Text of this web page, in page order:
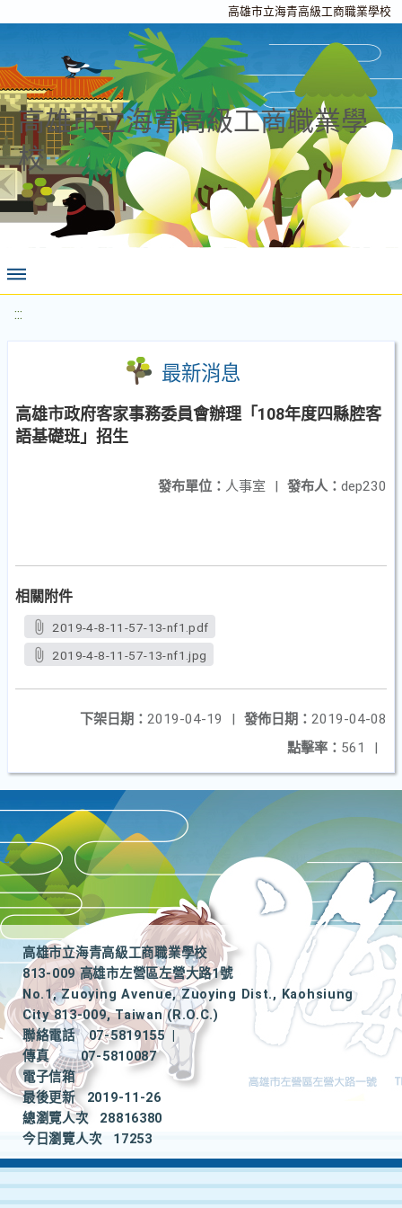
高雄市立海青高級工商職業學校
高雄市立海青高級工商職業學
校
:::
最新消息
高雄市政府客家事務委員會辦理「108年度四縣腔客
語基礎班」招生
發布人： dep230
發布單位： 人事室 |
相關附件
2019-4-8-11-57-13-nf1.pdf
2019-4-8-11-57-13-nf1.jpg
發佈日期： 2019-04-08
下架日期： 2019-04-19
|
點擊率： 561 |
高雄市立海青高級工商職業學校
813-009 高雄市左營區左營大路1號
No.1, Zuoying Avenue, Zuoying Dist., Kaohsiung
City 813-009, Taiwan (R.O.C.)
聯絡電話
07-5819155
|
傳真
07-5810087
電子信箱
最後更新
2019-11-26
總瀏覽人次
28816380
今日瀏覽人次
17253